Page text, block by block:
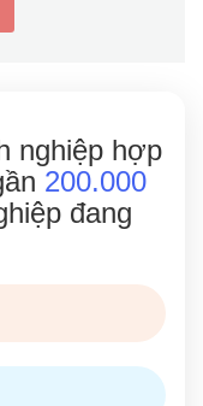
nghiệp hợp
200.000
đang